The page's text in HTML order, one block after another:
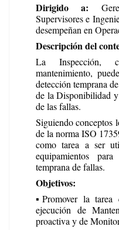
Dirigido a:
Supervisores e
desempeñan en
Descripción del
La Inspección,
mantenimiento,
detección temprana
de la Disponibilidad
de las fallas.
Siguiendo conceptos
de la norma ISO
como tarea a ser
equipamientos
temprana de fallas.
Objetivos:
▪️Promover la
ejecución de
proactiva y de